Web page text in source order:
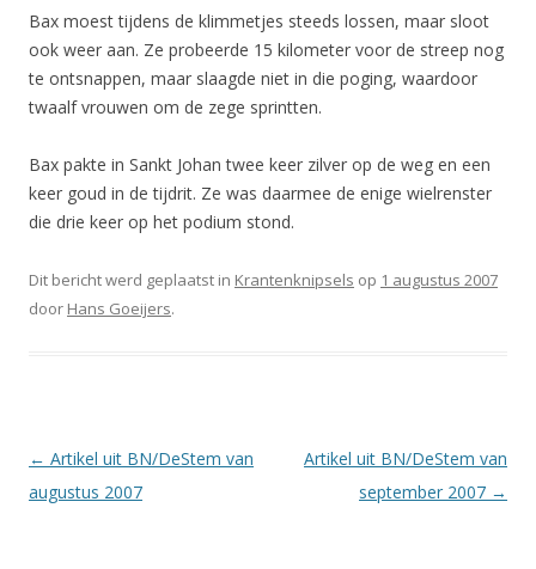
Bax moest tijdens de klimmetjes steeds lossen, maar sloot
ook weer aan. Ze probeerde 15 kilometer voor de streep nog
te ontsnappen, maar slaagde niet in die poging, waardoor
twaalf vrouwen om de zege sprintten.
Bax pakte in Sankt Johan twee keer zilver op de weg en een
keer goud in de tijdrit. Ze was daarmee de enige wielrenster
die drie keer op het podium stond.
Dit bericht werd geplaatst in Krantenknipsels op 1 augustus 2007
door Hans Goeijers.
Berichtnavigatie
← Artikel uit BN/DeStem van
augustus 2007
Artikel uit BN/DeStem van
september 2007 →